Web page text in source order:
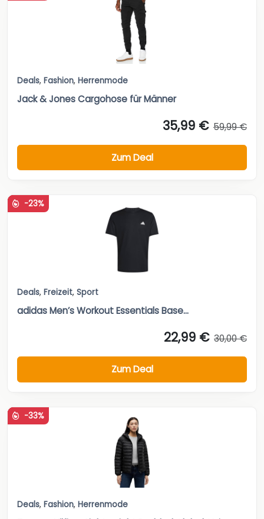
Deals, Fashion, Herrenmode
Jack & Jones Cargohose für Männer
35,99 € 59,99 €
Zum Deal
-23%
Deals, Freizeit, Sport
adidas Men’s Workout Essentials Base...
22,99 € 30,00 €
Zum Deal
-33%
Deals, Fashion, Herrenmode